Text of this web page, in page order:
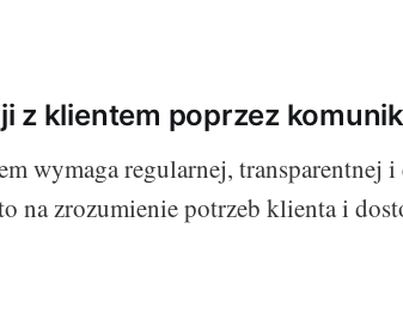
z klientem poprzez
wymaga regularnej, transparentnej
na zrozumienie potrzeb klienta i